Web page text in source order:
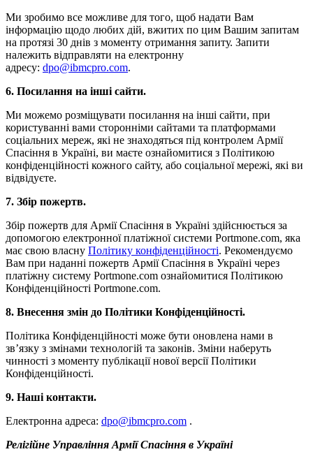
Ми зробимо все можливе для того, щоб надати Вам
інформацію щодо любих дій, вжитих по цим Вашим запитам
на протязі 30 днів з моменту отримання запиту. Запити
належить відправляти на електронну
адресу: dpo@ibmcpro.com.
6. Посилання на інші сайти.
Ми можемо розміщувати посилання на інші сайти, при
користуванні вами сторонніми сайтами та платформами
соціальних мереж, які не знаходяться під контролем Армії
Спасіння в Україні, ви маєте ознайомитися з Політикою
конфіденційності кожного сайту, або соціальної мережі, які ви
відвідуєте.
7. Збір пожертв.
Збір пожертв для Армії Спасіння в Україні здійснюється за
допомогою електронної платіжної системи Portmone.com, яка
має свою власну Політику конфіденційності. Рекомендуємо
Вам при наданні пожертв Армії Спасіння в Україні через
платіжну систему Portmone.com ознайомитися Політикою
Конфіденційності Portmone.com.
8. Внесення змін до Політики Конфіденційності.
Політика Конфіденційності може бути оновлена нами в
зв’язку з змінами технологій та законів. Зміни наберуть
чинності з моменту публікації нової версії Політики
Конфіденційності.
9. Наші контакти.
Електронна адреса: dpo@ibmcpro.com .
Релігійне Управління Армії Спасіння в Україні